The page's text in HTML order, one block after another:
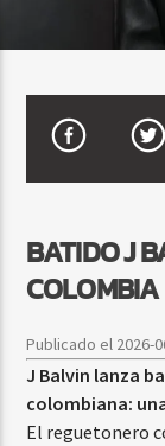
CURRENT SHOW
Beone Radio
BATIDO J
Publicado el 2026-
J Balvin lanza
colombiana:
El reguetonero